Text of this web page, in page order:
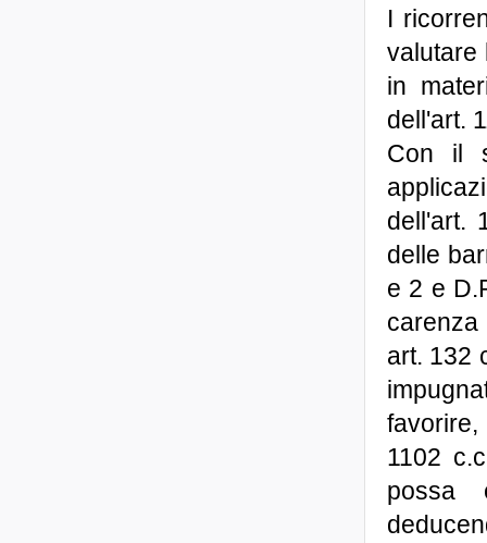
I
valutare
in
dell'art.
Con il
dell'art.
delle
e 2 e
art. 132
favorire,
1102
possa